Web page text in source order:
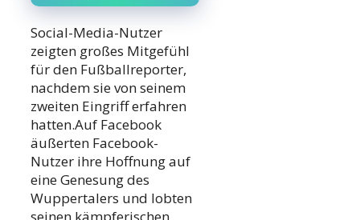
Social-Media-Nutzer
zeigten großes Mitgefühl
für den Fußballreporter,
nachdem sie von seinem
zweiten Eingriff erfahren
hatten.Auf Facebook
äußerten Facebook-
Nutzer ihre Hoffnung auf
eine Genesung des
Wuppertalers und lobten
seinen kämpferischen